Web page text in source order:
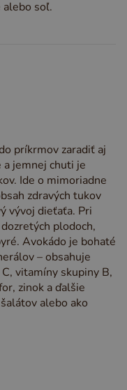
alebo soľ.
príkrmov zaradiť aj
a jemnej chuti je
Ide o mimoriadne
zdravých tukov
vývoj dieťaťa. Pri
plodoch,
Avokádo je bohaté
– obsahuje
vitamíny skupiny B,
zinok a ďalšie
alebo ako